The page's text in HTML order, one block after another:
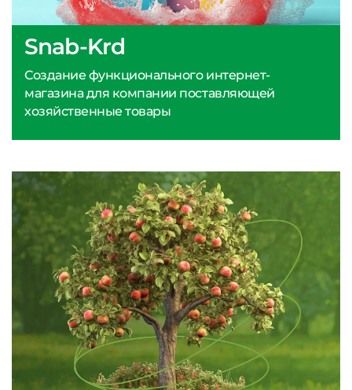
Snab-Krd
Создание функционального интернет-
магазина для компании поставляющей
хозяйственные товары